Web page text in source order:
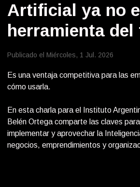
Artificial ya no
herramienta
Publicado el Miércoles, 1 Jul. 2026
Es una ventaja competitiva para las
cómo usarla.
En esta charla para el Instituto
Belén Ortega comparte las claves
implementar y aprovechar la
negocios, emprendimientos y